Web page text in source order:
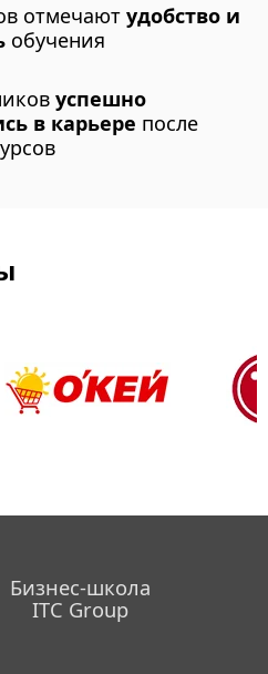
отмечаютудобство и
обучения
успешно
в карьере после
Бизнес-школа
ITC Group